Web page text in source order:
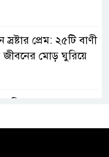
প্রেম: ২৫টি বাণী
মোড় ঘুরিয়ে